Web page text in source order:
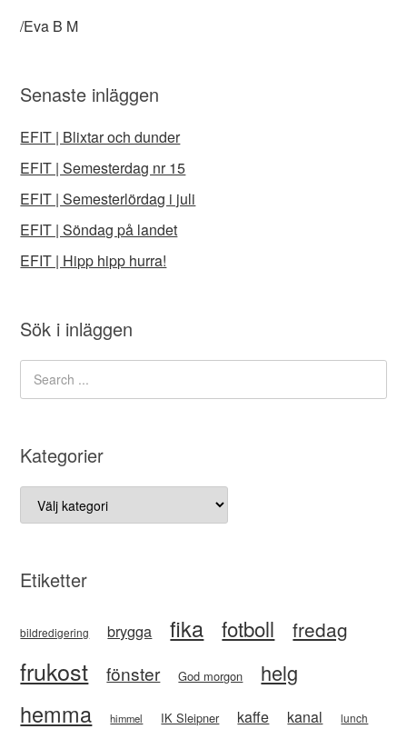
/Eva B M
Senaste inläggen
EFIT | Blixtar och dunder
EFIT | Semesterdag nr 15
EFIT | Semesterlördag i juli
EFIT | Söndag på landet
EFIT | Hipp hipp hurra!
Sök i inläggen
Kategorier
Kategorier
Etiketter
bildredigering brygga fika fotboll fredag
frukost fönster God morgon helg
hemma himmel IK Sleipner kaffe kanal lunch